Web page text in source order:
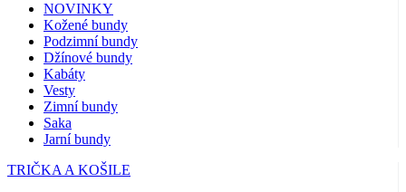
NOVINKY
Kožené bundy
Podzimní bundy
Džínové bundy
Kabáty
Vesty
Zimní bundy
Saka
Jarní bundy
TRIČKA A KOŠILE